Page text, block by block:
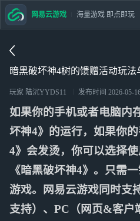
暗黑破坏神4树的馈赠活动玩法
玩家 陆沉YYDS11 发布时间 2026-05-
如果你的手机或者电脑内
坏神4》的运行，如果你
4》会发烫，你可以选择
《暗黑破坏神4》。只需
游戏。网易云游戏同时支
支持）、PC（网页&客户
网易云游戏 海量游戏 即点即玩